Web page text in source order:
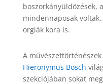
boszorkányüldözések,
mindennaposak
orgiák kora is.
A
Hieronymus Bosch
szekciójában sokat